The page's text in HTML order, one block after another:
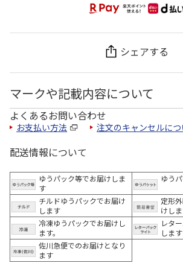
シェアする
マークや記載内容について
よくあるお問い合わせ
お支払い方法 注文のキャンセルにつ
配送情報について
ゆうパック等でお届けしま
す
ゆう
チルドゆうパックでお届け
します
定形
けし
冷凍ゆうパックでお届けし
ます。
レタ
します
佐川急便でのお届けとなり
ます